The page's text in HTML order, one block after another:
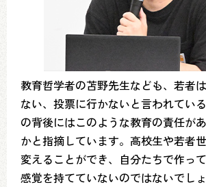
教育哲学者の苫野先生なども、若者
ない、投票に行かないと言われてい
の背後にはこのような教育の責任が
かと指摘しています。高校生や若者
変えることができ、自分たちで作っ
感覚を持てていないのではないでし